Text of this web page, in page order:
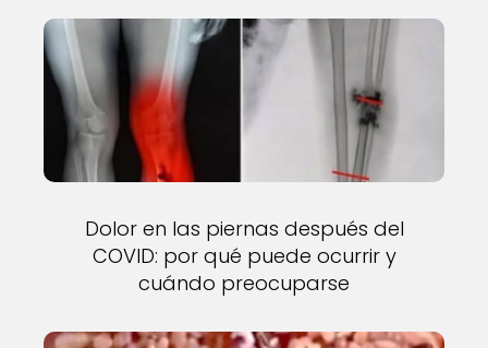
Dolor en las piernas después del
COVID: por qué puede ocurrir y
cuándo preocuparse